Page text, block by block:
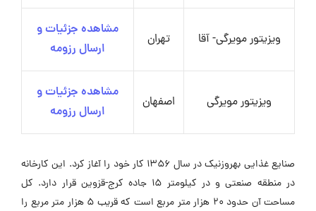
ویزیتور مویرگی- آقا تهران
مشاهده جزئیات و
ارسال رزومه
ویزیتور مویرگی اصفهان
مشاهده جزئیات و
ارسال رزومه
صنایع غذایی بهروزنیک در سال ۱۳۵۶ کار خود را آغاز کرد. این کارخانه
در منطقه صنعتی و در کیلومتر ۱۵ جاده کرج-قزوین قرار دارد. کل
مساحت آن حدود ۲۰ هزار متر مربع است که قریب ۵ هزار متر مربع را